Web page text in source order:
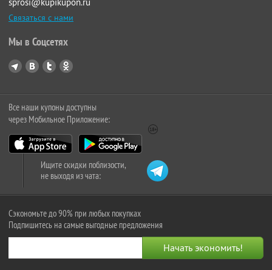
Связаться с нами
Мы в Соцсетях
Все наши купоны доступны
через Мобильное Приложение:
Ищите скидки поблизости,
не выходя из чата:
Сэкономьте до 90% при любых покупках
Подпишитесь на самые выгодные предложения